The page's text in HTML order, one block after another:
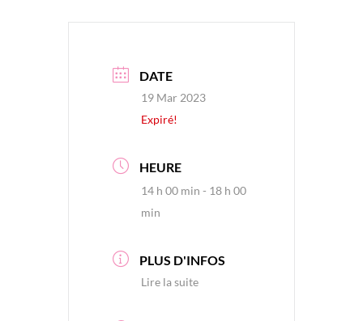
DATE
19 Mar 2023
Expiré!
HEURE
14 h 00 min - 18 h 00
min
PLUS D'INFOS
Lire la suite